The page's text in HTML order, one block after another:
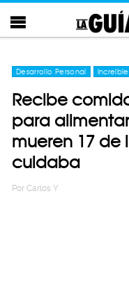
Desarrollo Personal
Recibe
para
mueren 17 de
cuidaba
Por Carlos Y